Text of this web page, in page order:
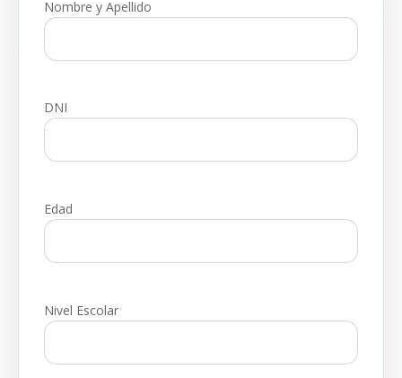
Nombre y Apellido
DNI
Edad
Nivel Escolar